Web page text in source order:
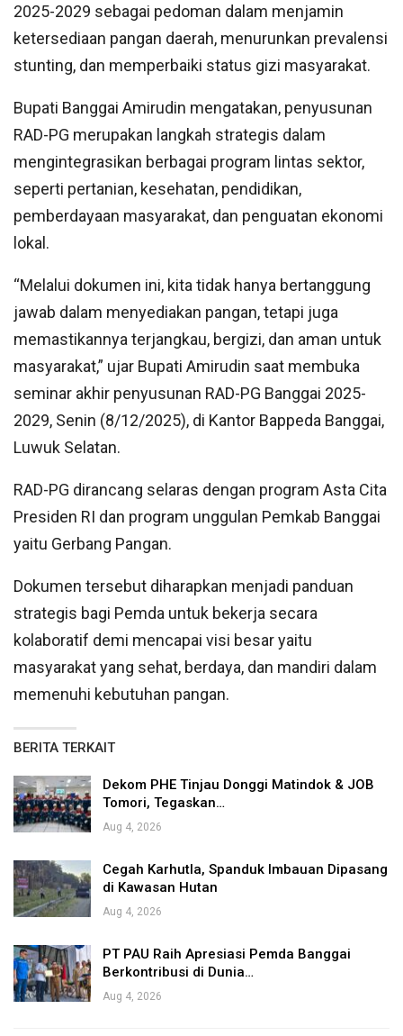
2025-2029 sebagai pedoman dalam menjamin
ketersediaan pangan daerah, menurunkan prevalensi
stunting, dan memperbaiki status gizi masyarakat.
Bupati Banggai Amirudin mengatakan, penyusunan
RAD-PG merupakan langkah strategis dalam
mengintegrasikan berbagai program lintas sektor,
seperti pertanian, kesehatan, pendidikan,
pemberdayaan masyarakat, dan penguatan ekonomi
lokal.
“Melalui dokumen ini, kita tidak hanya bertanggung
jawab dalam menyediakan pangan, tetapi juga
memastikannya terjangkau, bergizi, dan aman untuk
masyarakat,” ujar Bupati Amirudin saat membuka
seminar akhir penyusunan RAD-PG Banggai 2025-
2029, Senin (8/12/2025), di Kantor Bappeda Banggai,
Luwuk Selatan.
RAD-PG dirancang selaras dengan program Asta Cita
Presiden RI dan program unggulan Pemkab Banggai
yaitu Gerbang Pangan.
Dokumen tersebut diharapkan menjadi panduan
strategis bagi Pemda untuk bekerja secara
kolaboratif demi mencapai visi besar yaitu
masyarakat yang sehat, berdaya, dan mandiri dalam
memenuhi kebutuhan pangan.
BERITA TERKAIT
Dekom PHE Tinjau Donggi Matindok & JOB
Tomori, Tegaskan…
Aug 4, 2026
Cegah Karhutla, Spanduk Imbauan Dipasang
di Kawasan Hutan
Aug 4, 2026
PT PAU Raih Apresiasi Pemda Banggai
Berkontribusi di Dunia…
Aug 4, 2026